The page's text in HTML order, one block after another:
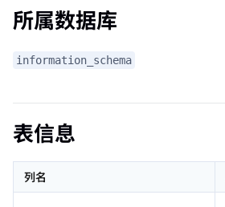
所属数据库
information_schema
表信息
列名